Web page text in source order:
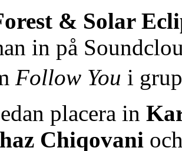
& Solar
in på
Follow You i
placera in
Chiqovani